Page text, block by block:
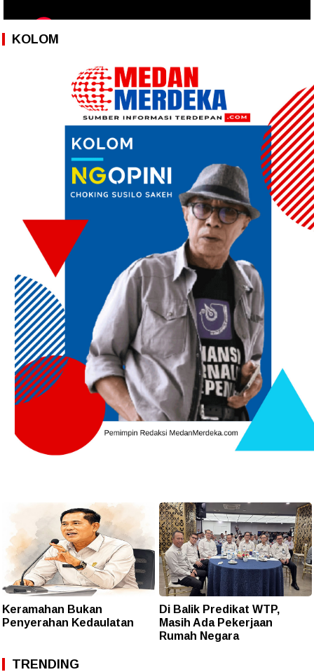
KOLOM
Keramahan Bukan
Penyerahan Kedaulatan
Di Balik Predikat WTP,
Masih Ada Pekerjaan
Rumah Negara
TRENDING